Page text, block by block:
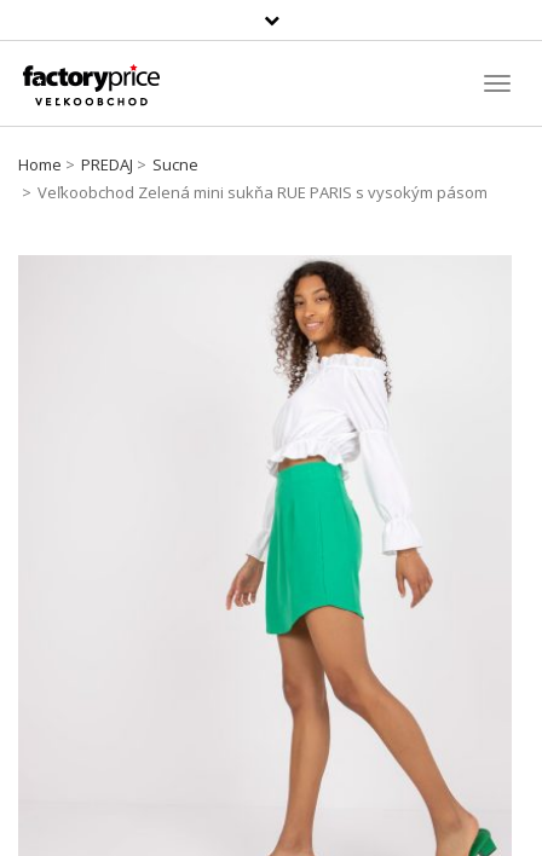
Szukaj
produktu
Home PREDAJ
Sucne
Veľkoobchod Zelená mini sukňa RUE PARIS s vysokým pásom